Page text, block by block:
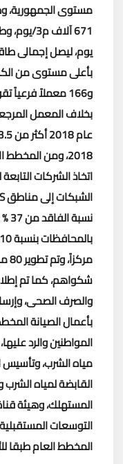
يوم، ليصل إجمالى طاقات التحلية
بخلاف المعمل
عام 2018 أكثر من 3.5 مليون عينة، مشيراً إلى أن هناك 175 محطة حاصلة على الشهادة الفنية للتنمية المستدامة
اتخاذ الشركات
الشبكات إلى مناطقDMAS
بالمحافظات بنسبة 10 % خلال 10 سنوات
والصرف الصحى،
بأعمال الصيانة
المواطنين والرد
القابضة لمياه الشرب
التوسعات
المخطط العام طبقا